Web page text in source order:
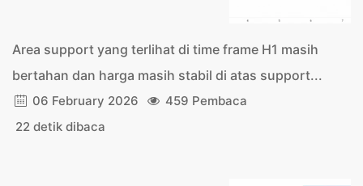
Area support yang terlihat di time frame H1 masih
bertahan dan harga masih stabil di atas support...
06 February 2026
459 Pembaca
22 detik dibaca